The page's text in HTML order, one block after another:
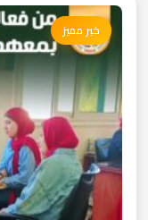
خبر مميز